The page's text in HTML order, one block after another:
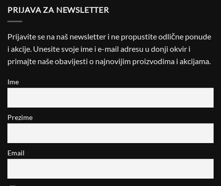
PRIJAVA ZA NEWSLETTER
Prijavite se na naš newsletter i ne propustite odlične ponude
i akcije. Unesite svoje ime i e-mail adresu u donji okvir i
primajte naše obavijesti o najnovijim proizvodima i akcijama.
Ime
Prezime
Email